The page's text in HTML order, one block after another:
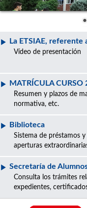
La ETSIAE, referente
Vídeo de presentación
MATRÍCULA CURSO
Resumen y plazos de
normativa, etc.
Biblioteca
Sistema de préstamos
aperturas
Secretaría de
Consulta los trámites
expedientes,